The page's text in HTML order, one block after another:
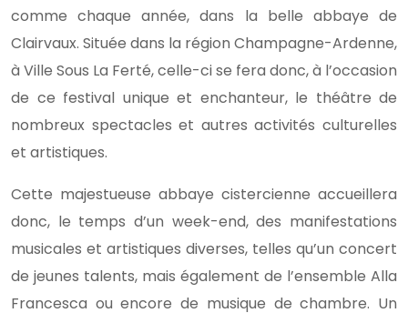
comme chaque année, dans la belle abbaye de
Clairvaux. Située dans la région Champagne-Ardenne,
à Ville Sous La Ferté, celle-ci se fera donc, à l’occasion
de ce festival unique et enchanteur, le théâtre de
nombreux spectacles et autres activités culturelles
et artistiques.
Cette majestueuse abbaye cistercienne accueillera
donc, le temps d’un week-end, des manifestations
musicales et artistiques diverses, telles qu’un concert
de jeunes talents, mais également de l’ensemble Alla
Francesca ou encore de musique de chambre. Un